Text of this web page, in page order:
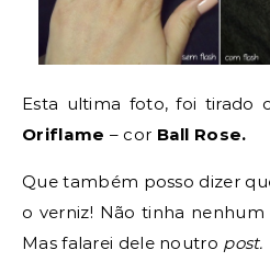
Esta ultima foto, foi tirado
Oriflame – cor Ball Rose.
Que também posso dizer
o verniz! Não tinha nenhum
Mas falarei dele noutro post.